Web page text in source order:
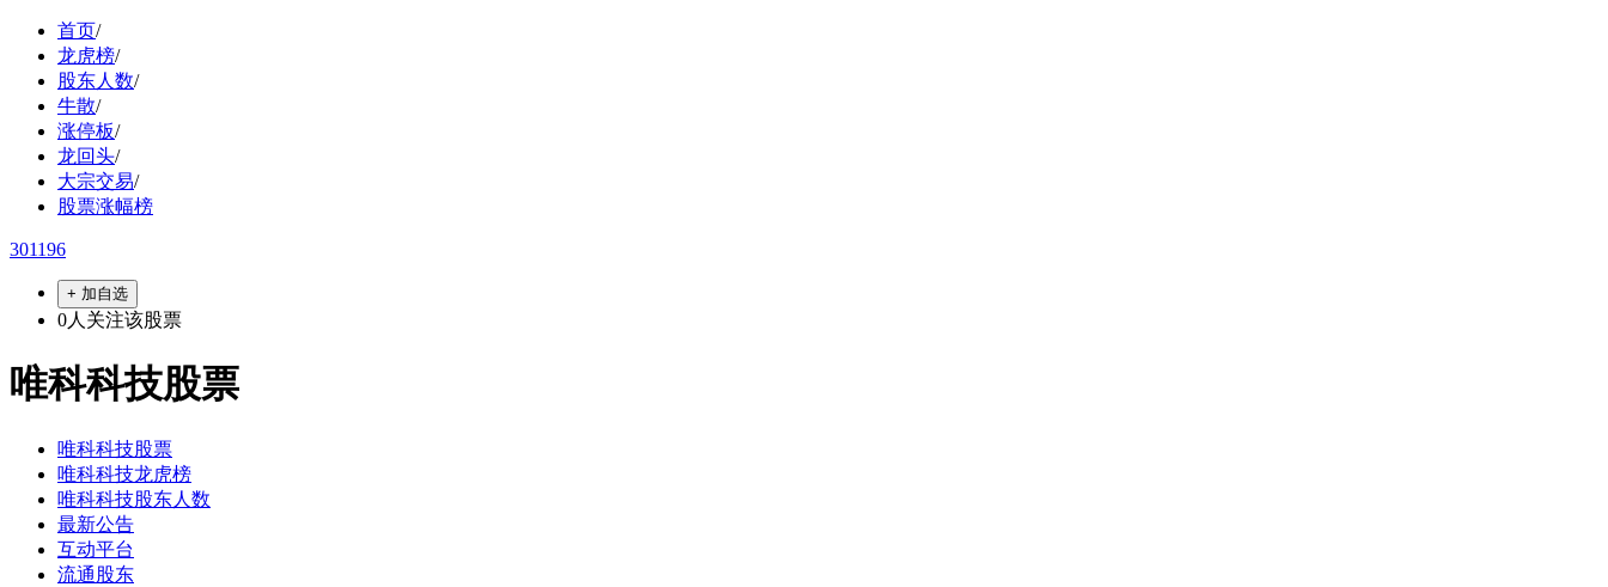
首页/
龙虎榜/
股东人数/
牛散/
涨停板/
龙回头/
大宗交易/
股票涨幅榜
301196
+ 加自选
0人关注该股票
唯科科技股票
唯科科技股票
唯科科技龙虎榜
唯科科技股东人数
最新公告
互动平台
流通股东